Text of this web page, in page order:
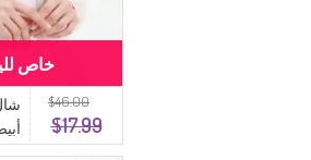
$46.00
$17.99
خاص